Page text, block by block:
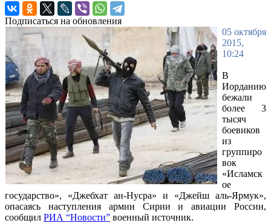
Подписаться на обновления
05 октября
2015,
10:24
В
Иорданию
бежали
более 3
тысяч
боевиков
из
группиро
вок
«Исламск
ое
государство», «Джебхат ан-Нусра» и «Джейш аль-Ярмук»,
опасаясь наступления армии Сирии и авиации России,
сообщил РИА “Новости” военный источник.